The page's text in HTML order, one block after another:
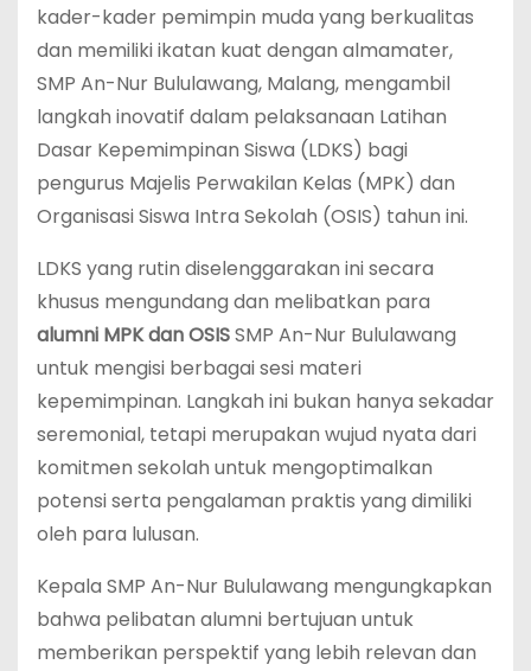
kader-kader pemimpin muda yang berkualitas
dan memiliki ikatan kuat dengan almamater,
SMP An-Nur Bululawang, Malang, mengambil
langkah inovatif dalam pelaksanaan Latihan
Dasar Kepemimpinan Siswa (LDKS) bagi
pengurus Majelis Perwakilan Kelas (MPK) dan
Organisasi Siswa Intra Sekolah (OSIS) tahun ini.
LDKS yang rutin diselenggarakan ini secara
khusus mengundang dan melibatkan para
alumni MPK dan OSISSMP An-Nur Bululawang
untuk mengisi berbagai sesi materi
kepemimpinan. Langkah ini bukan hanya sekadar
seremonial, tetapi merupakan wujud nyata dari
komitmen sekolah untuk mengoptimalkan
potensi serta pengalaman praktis yang dimiliki
oleh para lulusan.
Kepala SMP An-Nur Bululawang mengungkapkan
bahwa pelibatan alumni bertujuan untuk
memberikan perspektif yang lebih relevan dan